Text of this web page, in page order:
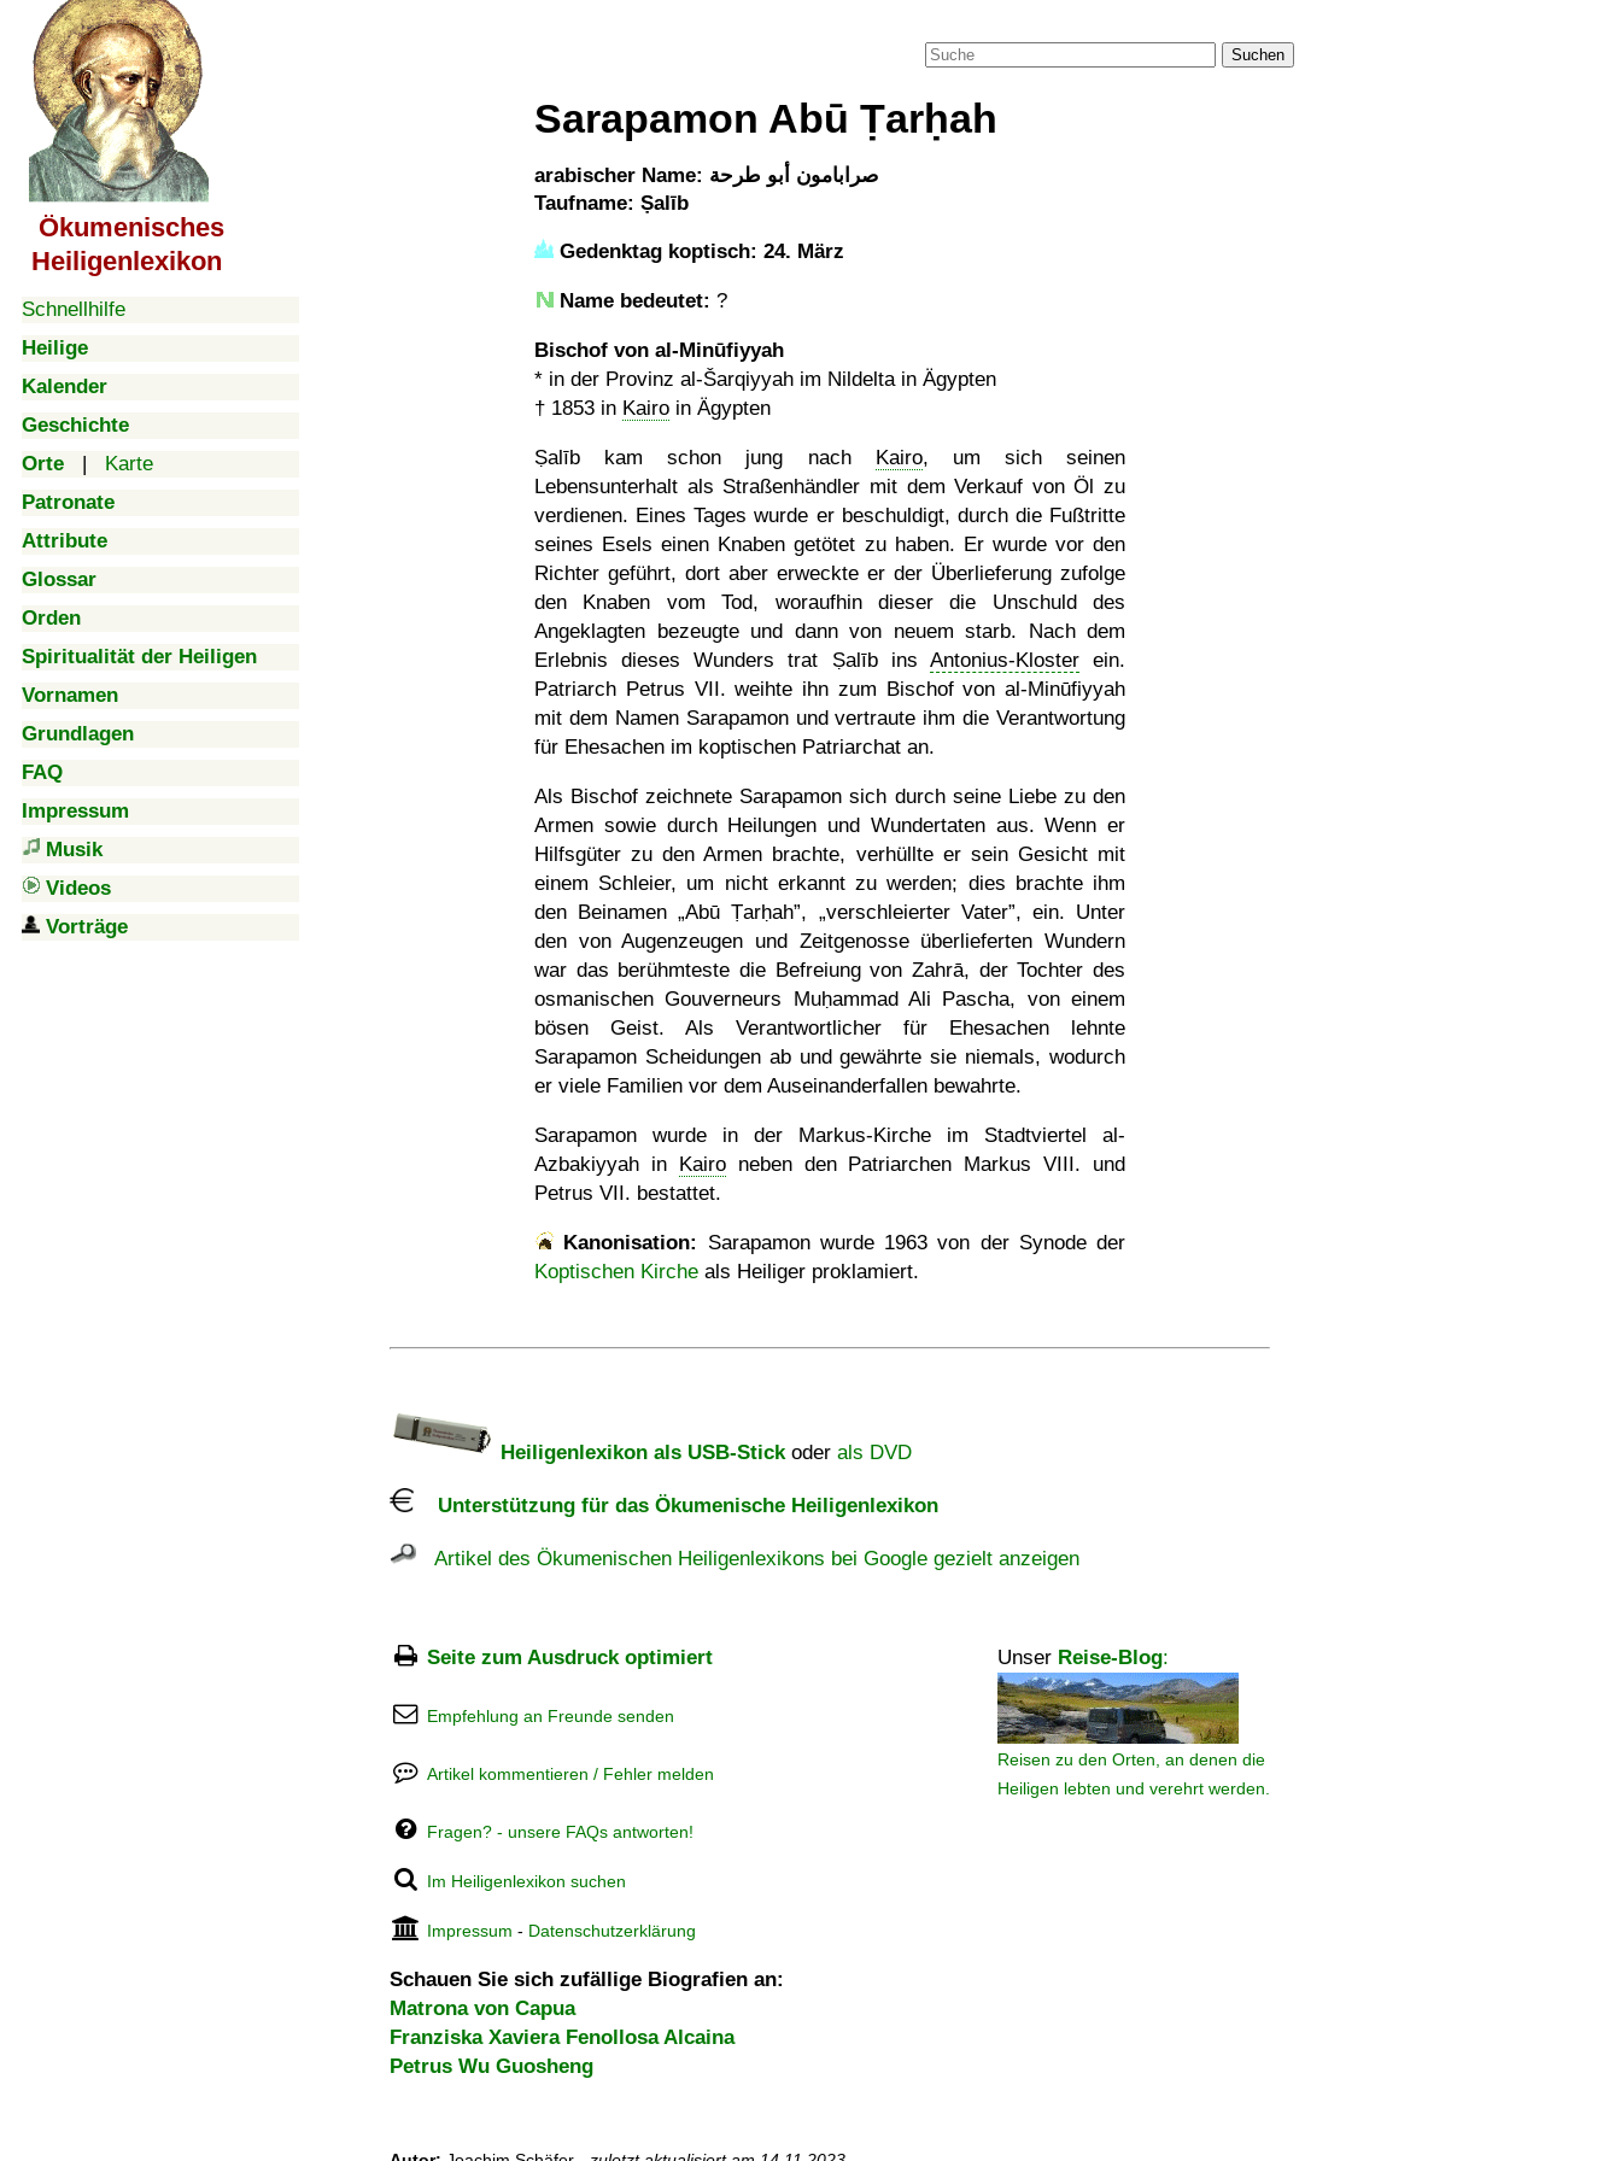
Ökumenisches
Heiligenlexikon
Schnellhilfe
Heilige
Kalender
Geschichte
Orte | Karte
Patronate
Attribute
Glossar
Orden
Spiritualität der Heiligen
Vornamen
Grundlagen
FAQ
Impressum
Musik
Videos
Vorträge
Suchen
Sarapamon Abū Ṭarḥah
arabischer Name: صرابامون أبو طرحة
Taufname: Ṣalīb
Gedenktag koptisch: 24. März
Name bedeutet: ?
Bischof von al-Minūfiyyah
* in der Provinz al-Šarqiyyah im Nildelta in Ägypten
† 1853 in Kairo in Ägypten
Ṣalīb kam schon jung nach Kairo, um sich seinen
Lebensunterhalt als Straßenhändler mit dem Verkauf von Öl zu
verdienen. Eines Tages wurde er beschuldigt, durch die Fußtritte
seines Esels einen Knaben getötet zu haben. Er wurde vor den
Richter geführt, dort aber erweckte er der Überlieferung zufolge
den Knaben vom Tod, woraufhin dieser die Unschuld des
Angeklagten bezeugte und dann von neuem starb. Nach dem
Erlebnis dieses Wunders trat Ṣalīb ins Antonius-Klosterein.
Patriarch Petrus VII. weihte ihn zum Bischof von al-Minūfiyyah
mit dem Namen Sarapamon und vertraute ihm die Verantwortung
für Ehesachen im koptischen Patriarchat an.
Als Bischof zeichnete Sarapamon sich durch seine Liebe zu den
Armen sowie durch Heilungen und Wundertaten aus. Wenn er
Hilfsgüter zu den Armen brachte, verhüllte er sein Gesicht mit
einem Schleier, um nicht erkannt zu werden; dies brachte ihm
den Beinamen Abū Ṭarḥah , verschleierter Vater , ein. Unter
den von Augenzeugen und Zeitgenosse überlieferten Wundern
war das berühmteste die Befreiung von Zahrā, der Tochter des
osmanischen Gouverneurs Muḥammad Ali Pascha, von einem
bösen Geist. Als Verantwortlicher für Ehesachen lehnte
Sarapamon Scheidungen ab und gewährte sie niemals, wodurch
er viele Familien vor dem Auseinanderfallen bewahrte.
Sarapamon wurde in der Markus-Kirche im Stadtviertel al-
Azbakiyyah in Kaironeben den Patriarchen Markus VIII. und
Petrus VII. bestattet.
Kanonisation: Sarapamon wurde 1963 von der Synode der
Koptischen Kirche als Heiliger proklamiert.
Heiligenlexikon als USB-Stickoder als DVD
Unterstützung für das Ökumenische Heiligenlexikon
Artikel des Ökumenischen Heiligenlexikons bei Google gezielt anzeigen
Seite zum Ausdruck optimiert Unser Reise-Blog:
Reisen zu den Orten, an denen die
Heiligen lebten und verehrt werden.
Empfehlung an Freunde senden
Artikel kommentieren / Fehler melden
Fragen? - unsere FAQs antworten!
Im Heiligenlexikon suchen
Impressum - Datenschutzerklärung
Schauen Sie sich zufällige Biografien an:
Matrona von Capua
Franziska Xaviera Fenollosa Alcaina
Petrus Wu Guosheng